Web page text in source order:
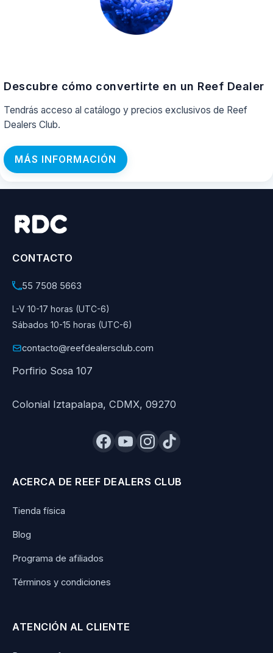
Descubre cómo convertirte en un Reef Dealer
Tendrás acceso al catálogo y precios exclusivos de Reef
Dealers Club.
MÁS INFORMACIÓN
CONTACTO
55 7508 5663
L-V 10-17 horas (UTC-6)
Sábados 10-15 horas (UTC-6)
contacto@reefdealersclub.com
Porfirio Sosa 107
Colonial Iztapalapa, CDMX, 09270
ACERCA DE REEF DEALERS CLUB
Tienda física
Blog
Programa de afiliados
Términos y condiciones
ATENCIÓN AL CLIENTE